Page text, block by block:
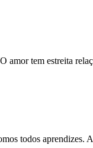
tem estreita
todos aprendizes.